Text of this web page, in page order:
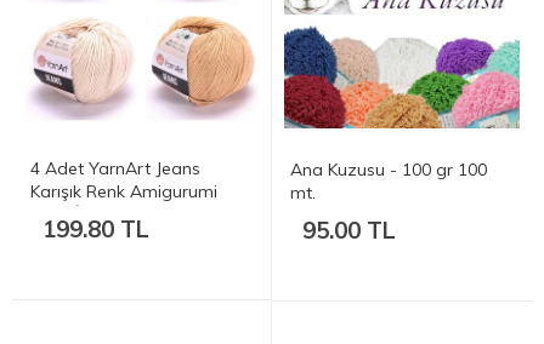
4 Adet YarnArt Jeans
Karışık Renk Amigurumi
199.80 TL
Ana Kuzusu - 100 gr 100
mt.
95.00 TL